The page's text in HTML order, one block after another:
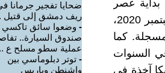
عصر
الكشف عن طريق الأقمار الصناعية (منذ عام1979 حتى اليوم). ففي سبتمبر 2020،
كما
السنوات
آخذة في
ضحايا تفجير جرمانا
ريف دمشق إلى قتيل
- وضعوا سائق
صندوق السيارة..
عملية سطو مسلح ع
- توتر دبلوماسي بين
واشنطن وباريس